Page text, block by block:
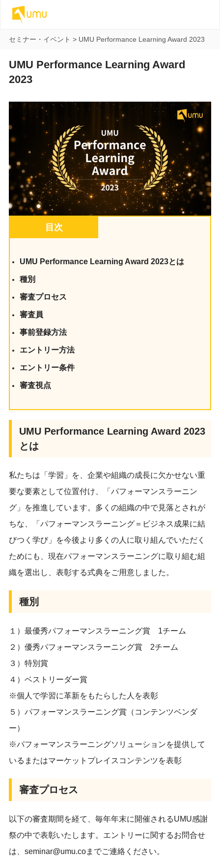
セミナー・イベント > UMU Performance Learning Award 2023
UMU Performance Learning Award
2023
目次
UMU Performance Learning Award 2023とは
種別
審査プロセス
審査員
事前登録方法
エントリー方法
エントリー条件
審査視点
UMU Performance Learning Award 2023
とは
私たちは「学習」を、企業や組織の成長に欠かせない重
要な要素として位置付け、「パフォーマンスラーニン
グ」を推進しています。多くの組織の中で見落とされが
ちな、「パフォーマンスラーニング＝ビジネス成果に結
びつく学び」を今後より多くの人に取り組んでいただく
ためにも、現在パフォーマンスラーニングに取り組む組
織を選出し、表彰する式典をご用意しました。
種別
１）最優秀パフォーマンスラーニング賞 1チーム
２）優秀パフォーマンスラーニング賞 2チーム
３）特別賞
４）ベストリーダー賞
※個人で学習に革新をもたらした人を表彰
５）パフォーマンスラーニング賞（コンテンツベンダ
ー）
※パフォーマンスラーニングソリューションを提供して
いるまたはマーケットプレイスコンテンツを表彰
審査プロセス
以下の審査期間を経て、毎年年末に開催されるUMU感謝
祭の中で表彰いたします。エントリーに関するお問合せ
は、seminar@umu.coまでご連絡ください。